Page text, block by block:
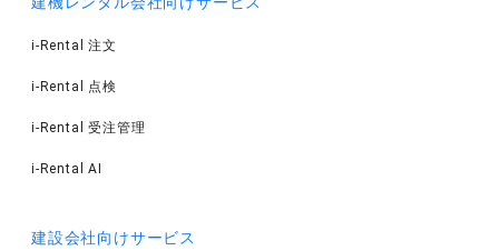
i-Rental 注文
i-Rental 点検
i-Rental 受注管理
i-Rental AI
建設会社向けサービス